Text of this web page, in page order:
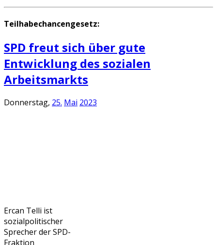
Teilhabechancengesetz:
SPD freut sich über gute
Entwicklung des sozialen
Arbeitsmarkts
Donnerstag, 25. Mai 2023
Ercan Telli ist
sozialpolitischer
Sprecher der SPD-
Fraktion